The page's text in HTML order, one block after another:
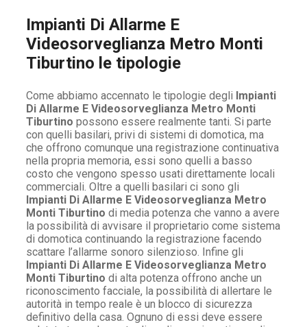
Impianti Di Allarme E
Videosorveglianza Metro Monti
Tiburtino le tipologie
Come abbiamo accennato le tipologie degli Impianti
Di Allarme E Videosorveglianza Metro Monti
Tiburtino possono essere realmente tanti. Si parte
con quelli basilari, privi di sistemi di domotica, ma
che offrono comunque una registrazione continuativa
nella propria memoria, essi sono quelli a basso
costo che vengono spesso usati direttamente locali
commerciali. Oltre a quelli basilari ci sono gli
Impianti Di Allarme E Videosorveglianza Metro
Monti Tiburtino di media potenza che vanno a avere
la possibilità di avvisare il proprietario come sistema
di domotica continuando la registrazione facendo
scattare l’allarme sonoro silenzioso. Infine gli
Impianti Di Allarme E Videosorveglianza Metro
Monti Tiburtino di alta potenza offrono anche un
riconoscimento facciale, la possibilità di allertare le
autorità in tempo reale è un blocco di sicurezza
definitivo della casa. Ognuno di essi deve essere